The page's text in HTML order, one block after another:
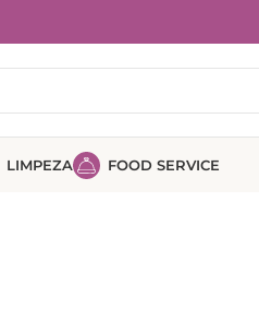
LIMPEZA FOOD SERVICE